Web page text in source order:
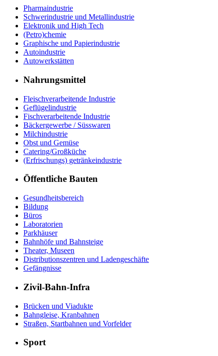
Pharmaindustrie
Schwerindustrie und Metallindustrie
Elektronik und High Tech
(Petro)chemie
Graphische und Papierindustrie
Autoindustrie
Autowerkstätten
Nahrungsmittel
Fleischverarbeitende Industrie
Geflügelindustrie
Fischverarbeitende Industrie
Bäckergewerbe / Süsswaren
Milchindustrie
Obst und Gemüse
Catering/Großküche
(Erfrischungs) getränkeindustrie
Öffentliche Bauten
Gesundheitsbereich
Bildung
Büros
Laboratorien
Parkhäuser
Bahnhöfe und Bahnsteige
Theater, Museen
Distributionszentren und Ladengeschäfte
Gefängnisse
Zivil-Bahn-Infra
Brücken und Viadukte
Bahngleise, Kranbahnen
Straßen, Startbahnen und Vorfelder
Sport